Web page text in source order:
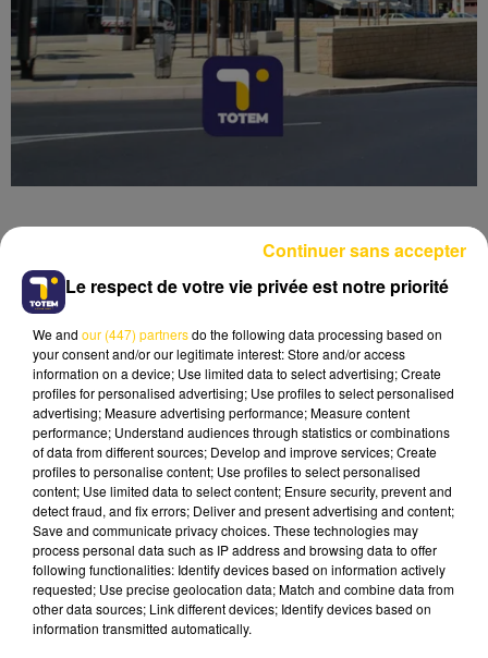
16 mai 2025 - 4 min 7 sec
L'INFO DE LA CORRÈZE DU 16/05/25 À
07H30
Ecoutez sur Totem l'information à Tulle, Brive,
dans le Nord du Lot et le pays sarladais avec les
reportages de nos journalistes sur le terrain.
Le respect de votre vie privée est notre priorité
We and our (447) partnersdo the following data processing based on
your consent and/or our legitimate interest: Store and/or access
information on a device; Use limited data to select advertising; Create
profiles for personalised advertising; Use profiles to select personalised
advertising; Measure advertising performance; Measure content
performance; Understand audiences through statistics or combinations
of data from different sources; Develop and improve services; Create
profiles to personalise content; Use profiles to select personalised
content; Use limited data to select content; Ensure security, prevent and
detect fraud, and fix errors; Deliver and present advertising and content;
Save and communicate privacy choices. These technologies may
process personal data such as IP address and browsing data to offer
following functionalities: Identify devices based on information actively
requested; Use precise geolocation data; Match and combine data from
other data sources; Link different devices; Identify devices based on
information transmitted automatically.
Continuer sans accepter